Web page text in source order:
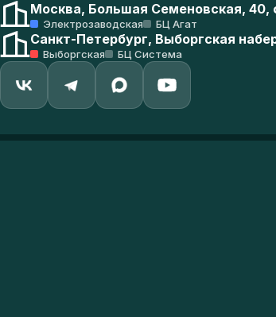
Москва, Большая Семеновская, 40,
Электрозаводская БЦ Агат
Санкт-Петербург, Выборгская
Выборгская БЦ Система